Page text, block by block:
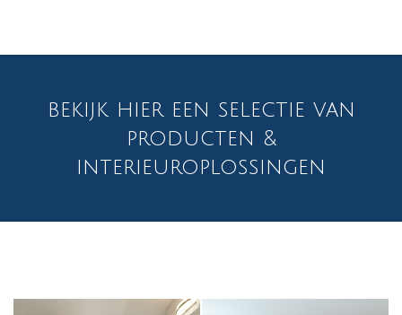
bekijk hier een selectie van
producten &
interieuroplossingen